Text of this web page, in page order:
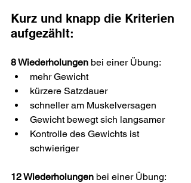
Kurz und knapp die Kriterien
aufgezählt:
8 Wiederholungen bei einer Übung:
mehr Gewicht
kürzere Satzdauer
schneller am Muskelversagen
Gewicht bewegt sich langsamer
Kontrolle des Gewichts ist
schwieriger
12 Wiederholungen bei einer Übung: